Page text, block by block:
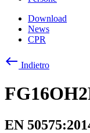
Download
News
CPR
west Indietro
EN